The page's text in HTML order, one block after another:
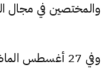
والمختصين في مجال
وفي 27 أغسطس